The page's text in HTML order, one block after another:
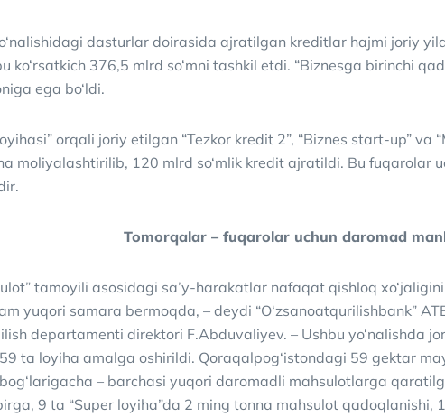
dasturlar doirasida ajratilgan kreditlar hajmi joriy
ko‘rsatkich 376,5 mlrd so‘mni tashkil etdi. “Biznesga birinchi
ega bo‘ldi.
orqali joriy etilgan “Tezkor kredit 2”, “Biznes start-up”
moliyalashtirilib, 120 mlrd so‘mlik kredit ajratildi. Bu fuqarolar
Tomorqalar – fuqarolar uchun daromad
tamoyili asosidagi sa’y-harakatlar nafaqat qishloq
yuqori samara bermoqda, – deydi “O‘zsanoatqurilishbank”
departamenti direktori F.Abduvaliyev. – Ushbu yo‘nalishda
ta loyiha amalga oshirildi. Qoraqalpog‘istondagi 59 gektar
– barchasi yuqori daromadli mahsulotlarga
9 ta “Super loyiha”da 2 ming tonna mahsulot